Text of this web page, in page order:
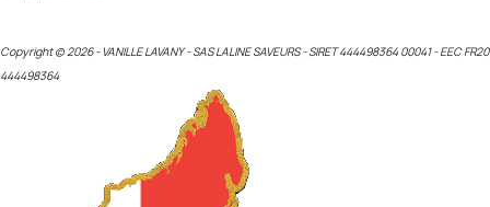
Copyright © 2026 - VANILLE LAVANY - SAS LALINE SAVEURS - SIRET 444498364 00041 - EEC FR20
444498364